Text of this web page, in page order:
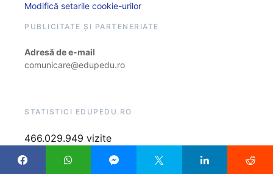
Modifică setarile cookie-urilor
PUBLICITATE ȘI PARTENERIATE
Adresă de e-mail
comunicare@edupedu.ro
STATISTICI EDUPEDU.RO
466.029.949 vizite